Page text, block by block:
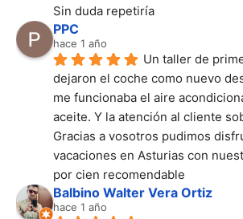
Sin duda repetiría
PPC
hace 1 año
Un taller de
dejaron el coche como nuevo
me funcionaba el aire
aceite. Y la atención al cliente
Gracias a vosotros pudimos
vacaciones en Asturias con
por cien recomendable
Balbino Walter Vera Ortiz
hace 1 año